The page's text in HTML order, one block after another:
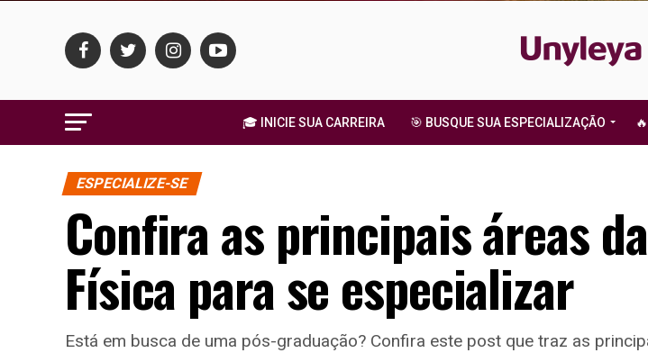
🎓 INICIE SUA CARREIRA 🎯 BUSQUE SUA ESPECIALIZAÇÃO
ESPECIALIZE-SE
Confira as principais áreas
Física para se especializar
Está em busca de uma pós-graduação? Confira este post que traz as